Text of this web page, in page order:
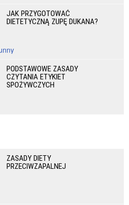
JAK PRZYGOTOWAĆ
DIETETYCZNĄ ZUPĘ DUKANA?
PODSTAWOWE ZASADY
CZYTANIA ETYKIET
SPOŻYWCZYCH
ZASADY DIETY
PRZECIWZAPALNEJ